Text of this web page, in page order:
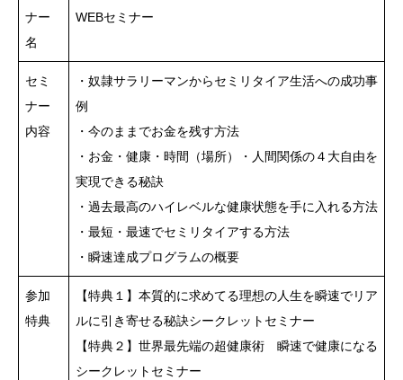
ナー
名
WEBセミナー
セミ
ナー
内容
・奴隷サラリーマンからセミリタイア生活への成功事
例
・今のままでお金を残す方法
・お金・健康・時間（場所）・人間関係の４大自由を
実現できる秘訣
・過去最高のハイレベルな健康状態を手に入れる方法
・最短・最速でセミリタイアする方法
・瞬速達成プログラムの概要
参加
特典
【特典１】本質的に求めてる理想の人生を瞬速でリア
ルに引き寄せる秘訣シークレットセミナー
【特典２】世界最先端の超健康術 瞬速で健康になる
シークレットセミナー